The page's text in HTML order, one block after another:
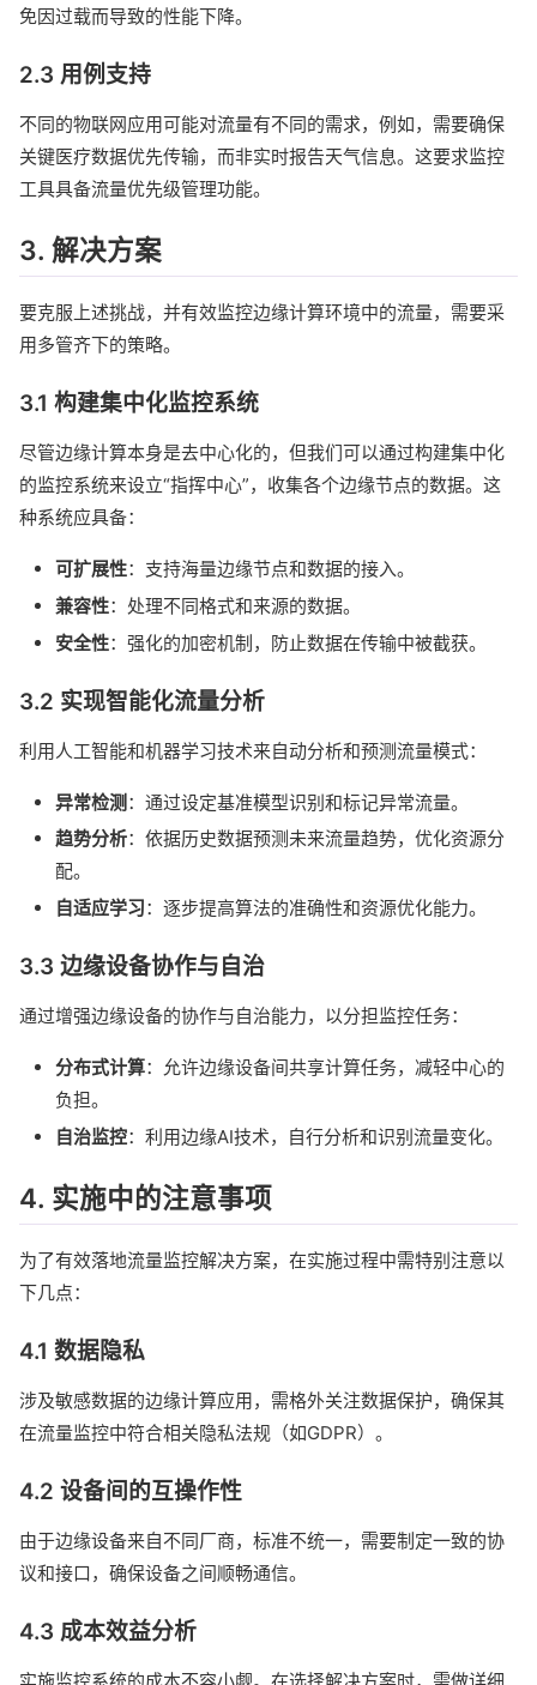
免因过载而导致的性能下降。
2.3 用例支持
不同的物联网应用可能对流量有不同的需求，例如，需要确保
关键医疗数据优先传输，而非实时报告天气信息。这要求监控
工具具备流量优先级管理功能。
3. 解决方案
要克服上述挑战，并有效监控边缘计算环境中的流量，需要采
用多管齐下的策略。
3.1 构建集中化监控系统
尽管边缘计算本身是去中心化的，但我们可以通过构建集中化
的监控系统来设立“指挥中心”，收集各个边缘节点的数据。这
种系统应具备：
可扩展性：支持海量边缘节点和数据的接入。
兼容性：处理不同格式和来源的数据。
安全性：强化的加密机制，防止数据在传输中被截获。
3.2 实现智能化流量分析
利用人工智能和机器学习技术来自动分析和预测流量模式：
异常检测 ：通过设定基准模型识别和标记异常流量。
趋势分析：依据历史数据预测未来流量趋势，优化资源分
配。
自适应学习：逐步提高算法的准确性和资源优化能力。
3.3 边缘设备协作与自治
通过增强边缘设备的协作与自治能力，以分担监控任务：
分布式计算：允许边缘设备间共享计算任务，减轻中心的
负担。
自治监控：利用边缘AI技术，自行分析和识别流量变化。
4. 实施中的注意事项
为了有效落地流量监控解决方案，在实施过程中需特别注意以
下几点：
4.1 数据隐私
涉及敏感数据的边缘计算应用，需格外关注数据保护，确保其
在流量监控中符合相关隐私法规（如GDPR）。
4.2 设备间的互操作性
由于边缘设备来自不同厂商，标准不统一，需要制定一致的协
议和接口，确保设备之间顺畅通信。
4.3 成本效益分析
实施监控系统的成本不容小觑。在选择解决方案时，需做详细